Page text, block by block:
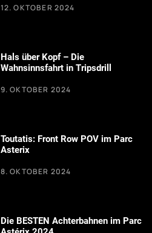
12. OKTOBER 2024
Hals über Kopf – Die
Wahnsinnsfahrt in Tripsdrill
9. OKTOBER 2024
Toutatis: Front Row POV im Parc
Asterix
8. OKTOBER 2024
Die BESTEN Achterbahnen im Parc